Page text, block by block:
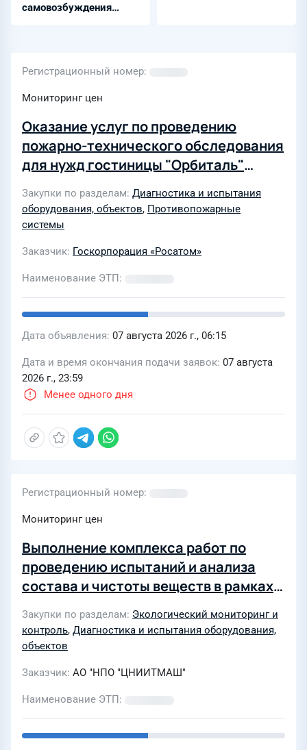
самовозбуждения
Регистрационный номер
Мониторинг цен
Оказание услуг по проведению
пожарно-технического обследования
для нужд гостиницы "Орбиталь"
«Техническая академия Росатома»
Закупки по разделам Диагностика и испытания
оборудования, объектов, Противопожарные
системы
Заказчик Госкорпорация «Росатом»
Наименование ЭТП
Дата объявления 07 августа 2026 г., 06:15
Дата и время окончания подачи заявок 07 августа
2026 г., 23:59
Менее одного дня
Регистрационный номер
Мониторинг цен
Выполнение комплекса работ по
проведению испытаний и анализа
состава и чистоты веществ в рамках
экологического контроля
стационарных источников выбросов и
Закупки по разделам Экологический мониторинг и
контроль, Диагностика и испытания оборудования,
объектов
Заказчик АО "НПО "ЦНИИТМАШ"
Наименование ЭТП